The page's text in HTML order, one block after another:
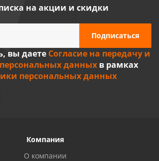
на акции и скидки
вы даете Согласие на передачу и
данныхв рамках
персональных данных
Компания
О компании